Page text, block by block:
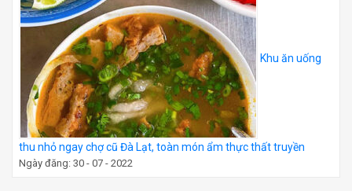
Khu ăn uống
thu nhỏ ngay chợ cũ Đà Lạt, toàn món ẩm thực thất truyền
Ngày đăng: 30 - 07 - 2022